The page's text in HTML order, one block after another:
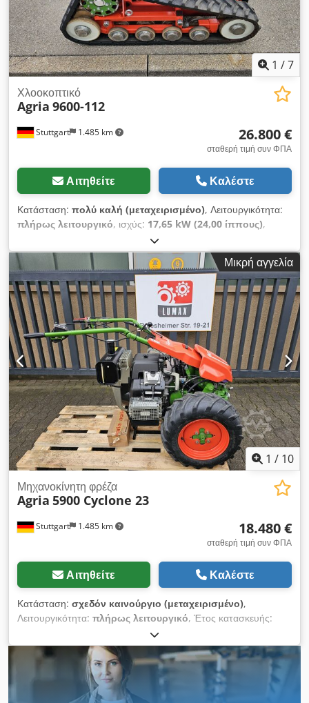
1 /7
Stuttgart 1.485 km
Χλοοκοπτικό
Agria 9600-112
26.800 €
σταθερή τιμή συν ΦΠΑ
Αιτηθείτε Καλέστε
Κατάσταση: πολύ καλή (μεταχειρισμένο), Λειτουργικότητα:
πλήρως λειτουργικό, ισχύς: 17,65 kW (24,00 ίππους),
, καύσιμο:
μετάδοσης:άλλο, Έτος κατασκευής:2023, AGRIA 9600 - 112
!!! 2η γενιά, νέο μοντέλο !!! Dkedpfx Aoxa Ar Tsb Uer
Τηλεχειριζόμενη χλοοκοπτική ερπυστριοφόρα με δίσκο
πολτοποίησης 112 εκ. Αυτό το AGRIA 9600-112 είναι μοντέλο
2023, έχει μόλις 304 ώρες λειτουργίας σύμφωνα με τον
μετρητή και βρίσκεται σε πολύ καλή συνολική κατάσταση με
φυσιολογικά ίχνη χρήσης και φθοράς. Η συντήρηση μόλις
πραγματοποιήθηκε. Η τρέχουσα προτεινόμενη τιμή λιανικής
είναι 44.900,- €. Καθαρή τιμή: 26.806,- € // Μικτή τιμή:
31.900,- € - Επιθεώρηση / δοκιμαστική λειτουργία δυνατές! -
Αποστολή πανελλαδικά 400,- € μέσω μεταφορικής! -
Χρηματοδότηση / leasing μπορούν να ζητηθούν
εξατομικευμένα.
Μικρή αγγελία
1 / 10
Stuttgart 1.485 km
Μηχανοκίνητη φρέζα
Agria 5900 Cyclone 23
18.480 €
σταθερή τιμή συν ΦΠΑ
Αιτηθείτε Καλέστε
Κατάσταση: σχεδόν καινούργιο (μεταχειρισμένο),
Λειτουργικότητα: πλήρως λειτουργικό, Έτος κατασκευής:
, ισχύς:
ίππους), τύπος καυσίμου:βενζίνη, τύπος μετάδοσης:
υδροστατικός, Agria 5900 Taifun Profi - Μεταφορέας
εξοπλισμού Hydro Τεχνικές λεπτομέρειες: Dkodpjv Ecdkjfx Ab
Ujr Kawasaki 2κύλινδρος τετράχρονος βενζινοκινητήρας 23hp